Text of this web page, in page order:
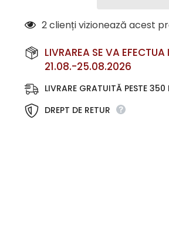
2 clienți vizionează acest
LIVRAREA SE VA
21.08.-25.08.2026
LIVRARE GRATUITĂ PESTE 350
DREPT DE RETUR